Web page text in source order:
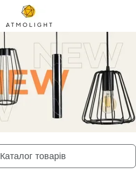
Каталог товарів